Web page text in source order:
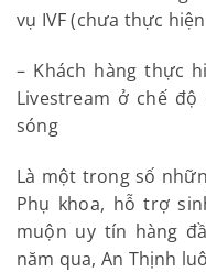
vụ IVF (chưa thực
– Khách hàng thực
Livestream ở chế
sóng
Là một trong số
Phụ khoa, hỗ trợ
muộn uy tín hàng
năm qua, An Thịnh